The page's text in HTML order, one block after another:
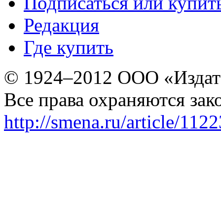
Редакция
Где купить
© 1924–2012 ООО
Все права охраняются
http://smena.ru/article/